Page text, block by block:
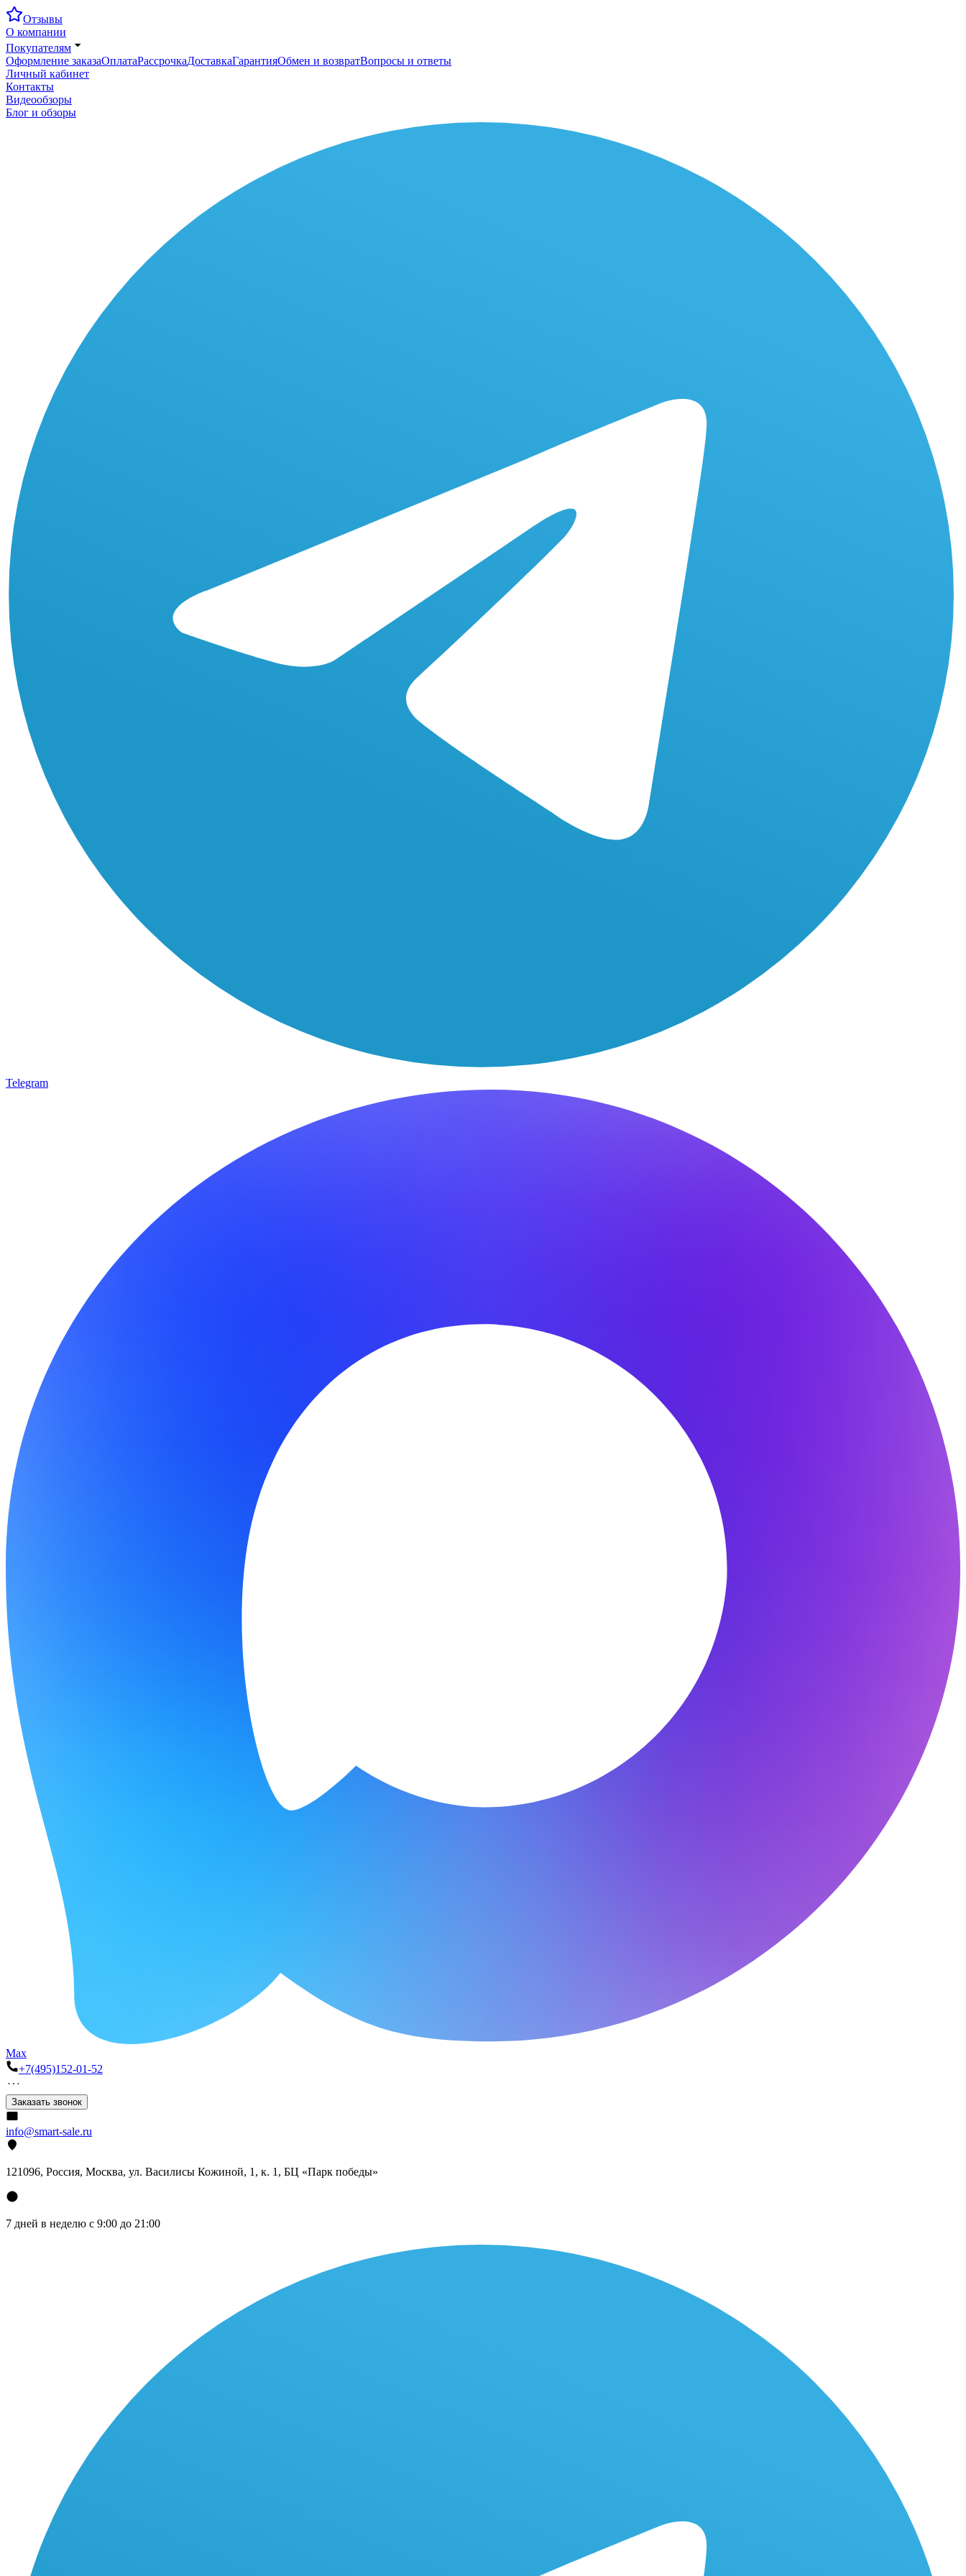
Отзывы
О компании
Покупателям
Оформление заказаОплатаРассрочкаДоставкаГарантияОбмен и возвратВопросы и ответы
Личный кабинет
Контакты
Видеообзоры
Блог и обзоры
Telegram
Max
+7(495)152-01-52
Заказать звонок
info@smart-sale.ru
121096, Россия, Москва, ул. Василисы Кожиной, 1, к. 1, БЦ «Парк победы»
7 дней в неделю с 9:00 до 21:00